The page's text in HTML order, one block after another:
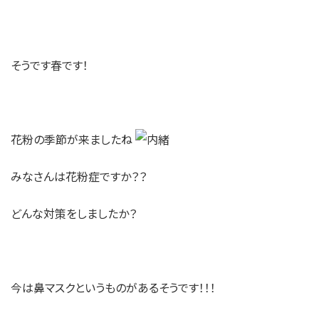
そうです春です！
花粉の季節が来ましたね
みなさんは花粉症ですか？？
どんな対策をしましたか？
今は鼻マスクというものがあるそうです！！！